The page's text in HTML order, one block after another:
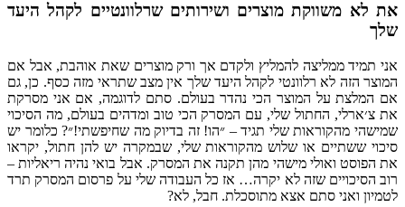
את לא משווקת מוצרים ושירותים שרלוונטיים לקהל היעד
שלך
אני תמיד ממליצה להמליץ ולקדם אך ורק מוצרים שאת אוהבת, אבל אם
המוצר הזה לא רלוונטי לקהל היעד שלך אין מצב שתראי מזה כסף. כן, גם
אם המלצת על המוצר הכי נהדר בעולם. סתם לדוגמה, אם אני מסרקת
את צ׳ארלי, החתול שלי, עם המסרק הכי טוב ומדהים בעולם, מה הסיכוי
שמישהי מהקוראות שלי תגיד – ״הו! זה בדיוק מה שחיפשתי!״? כלומר יש
סיכוי ששתיים או שלוש מהקוראות שלי, שבמקרה יש להן חתול, יקראו
את הפוסט ואולי מישהי מהן תקנה את המסרק. אבל בואי נהיה ריאליות –
רוב הסיכויים שזה לא יקרה… אז כל העבודה שלי על פרסום המסרק תרד
לטמיון ואני סתם אצא מתוסכלת. חבל, לא?